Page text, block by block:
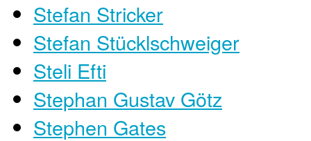
Stefan Stricker
Stefan Stücklschweiger
Steli Efti
Stephan Gustav Götz
Stephen Gates